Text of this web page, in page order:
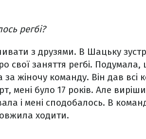
регбі?
з друзями. В Шацьку
свої заняття регбі. Подумала,
жіночу команду. Він дав всі
мені було 17 років. Але
і мені сподобалось. В
ходити.